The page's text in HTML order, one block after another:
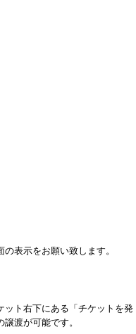
表示をお願い致します。
ット右下にある「チケットを発
渡が可能です。